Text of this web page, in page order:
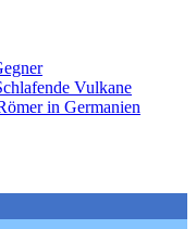
Vulkane
in Germanien